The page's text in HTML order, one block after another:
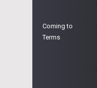
Coming to
Terms